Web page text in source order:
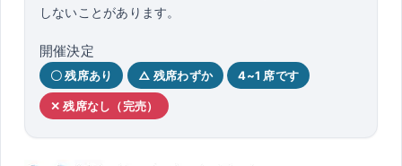
しないことがあります。
開催決定
〇 残席あり △ 残席わずか 4~1 席です
✕ 残席なし（完売）